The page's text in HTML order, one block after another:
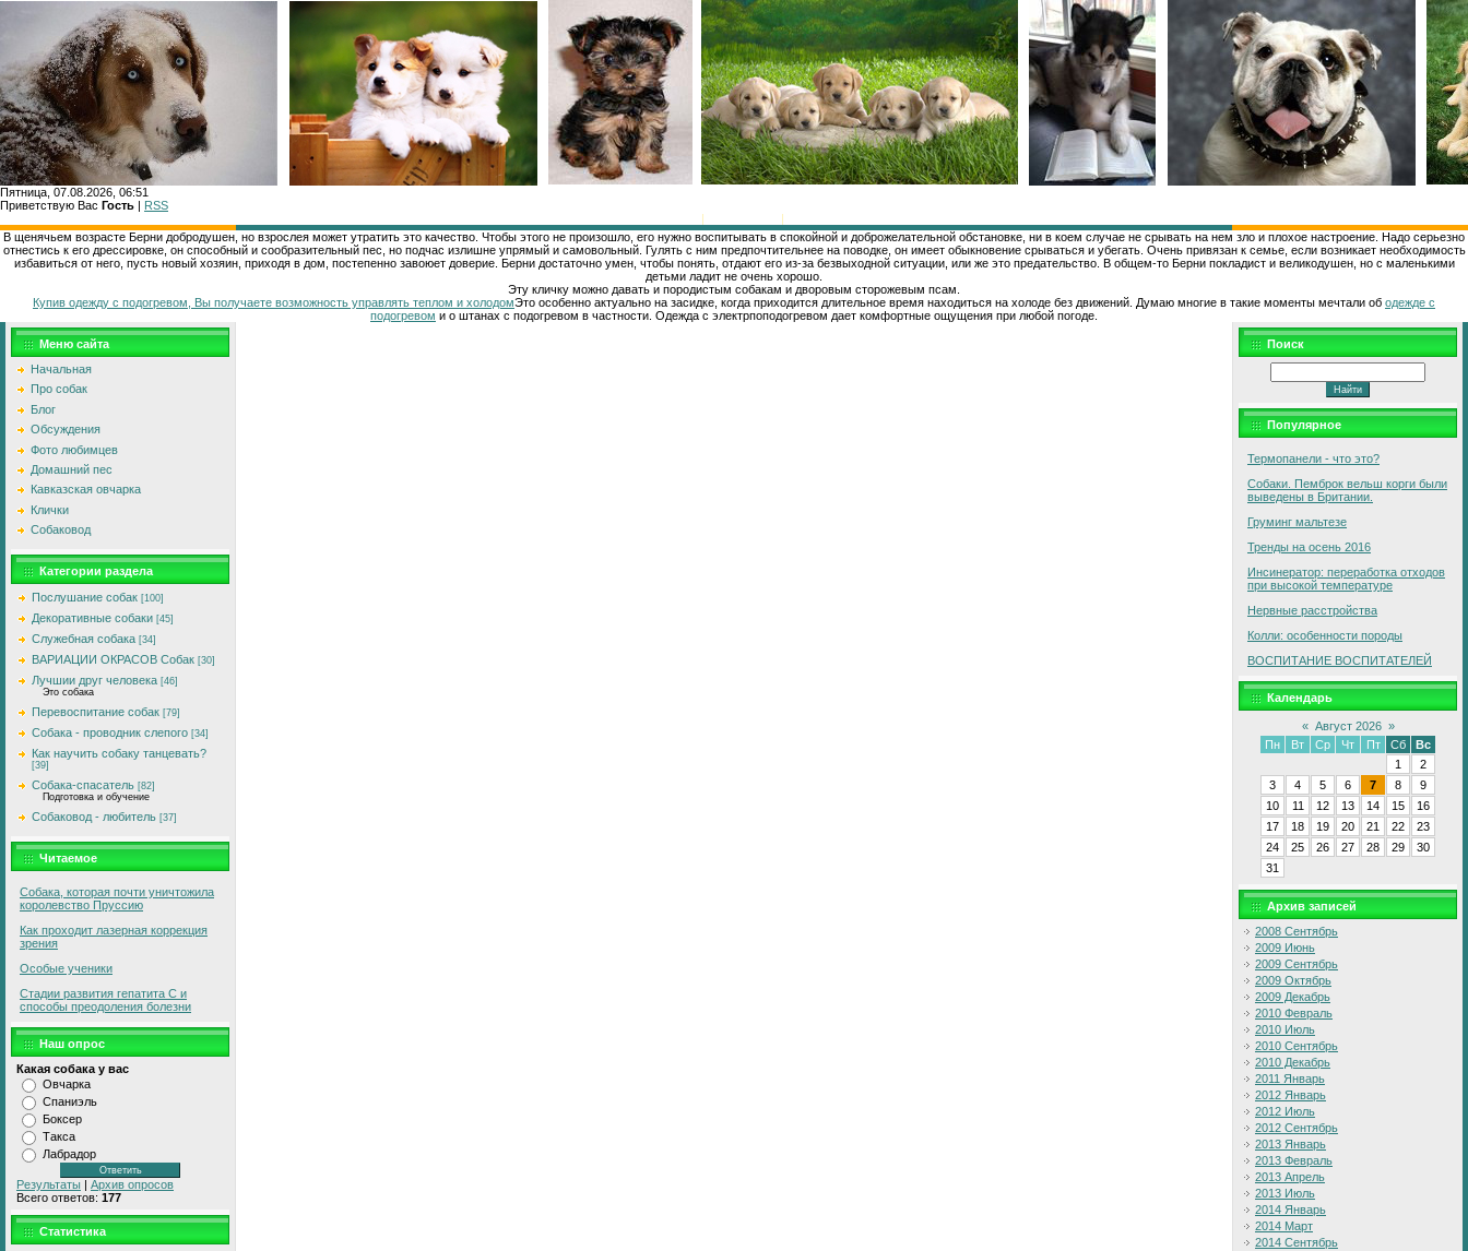
Пятница, 07.08.2026, 06:51
Приветствую Вас Гость | RSS
| |
В щенячьем возрасте Берни добродушен, но взрослея может утратить это качество. Чтобы этого не произошло, его нужно воспитывать в спокойной и доброжелательной обстановке, ни в коем случае не срывать на нем зло и плохое настроение. Надо серьезно
отнестись к его дрессировке, он способный и сообразительный пес, но подчас излишне упрямый и самовольный. Гулять с ним предпочтительнее на поводке, он имеет обыкновение срываться и убегать. Очень привязан к семье, если возникает необходимость
избавиться от него, пусть новый хозяин, приходя в дом, постепенно завоюет доверие. Берни достаточно умен, чтобы понять, отдают его из-за безвыходной ситуации, или же это предательство. В общем-то Берни покладист и великодушен, но с маленькими
детьми ладит не очень хорошо.
Эту кличку можно давать и породистым собакам и дворовым сторожевым псам.
Купив одежду с подогревом, Вы получаете возможность управлять теплом и холодомЭто особенно актуально на засидке, когда приходится длительное время находиться на холоде без движений. Думаю многие в такие моменты мечтали об одежде с
подогревом и о штанах с подогревом в частности. Одежда с электрпоподогревом дает комфортные ощущения при любой погоде.
Меню сайта
Начальная
Про собак
Блог
Обсуждения
Фото любимцев
Домашний пес
Кавказская овчарка
Клички
Собаковод
Категории раздела
Послушание собак [100]
Декоративные собаки [45]
Служебная собака [34]
ВАРИАЦИИ ОКРАСОВ Собак [30]
Лучшии друг человека [46]
Это собака
Перевоспитание собак [79]
Собака - проводник слепого [34]
Как научить собаку танцевать?
[39]
Собака-спасатель [82]
Подготовка и обучение
Собаковод - любитель [37]
Читаемое
Собака, которая почти уничтожила
королевство Пруссию
Как проходит лазерная коррекция
зрения
Особые ученики
Стадии развития гепатита С и
способы преодоления болезни
Наш опрос
Какая собака у вас
Овчарка
Спаниэль
Боксер
Такса
Лабрадор
Результаты | Архив опросов
Всего ответов: 177
Статистика
Поиск
Популярное
Термопанели - что это?
Собаки. Пемброк вельш корги были
выведены в Британии.
Груминг мальтезе
Тренды на осень 2016
Инсинератор: переработка отходов
при высокой температуре
Нервные расстройства
Колли: особенности породы
ВОСПИТАНИЕ ВОСПИТАТЕЛЕЙ
Календарь
« Август 2026 »
Пн
Вт Ср Чт Пт Сб
Вс
1
2
3
4 5 6 7 8
9
10
11 12 13 14 15
16
17
18 19 20 21 22
23
24
25 26 27 28 29
30
31
Архив записей
2008 Сентябрь
2009 Июнь
2009 Сентябрь
2009 Октябрь
2009 Декабрь
2010 Февраль
2010 Июль
2010 Сентябрь
2010 Декабрь
2011 Январь
2012 Январь
2012 Июль
2012 Сентябрь
2013 Январь
2013 Февраль
2013 Апрель
2013 Июль
2014 Январь
2014 Март
2014 Сентябрь